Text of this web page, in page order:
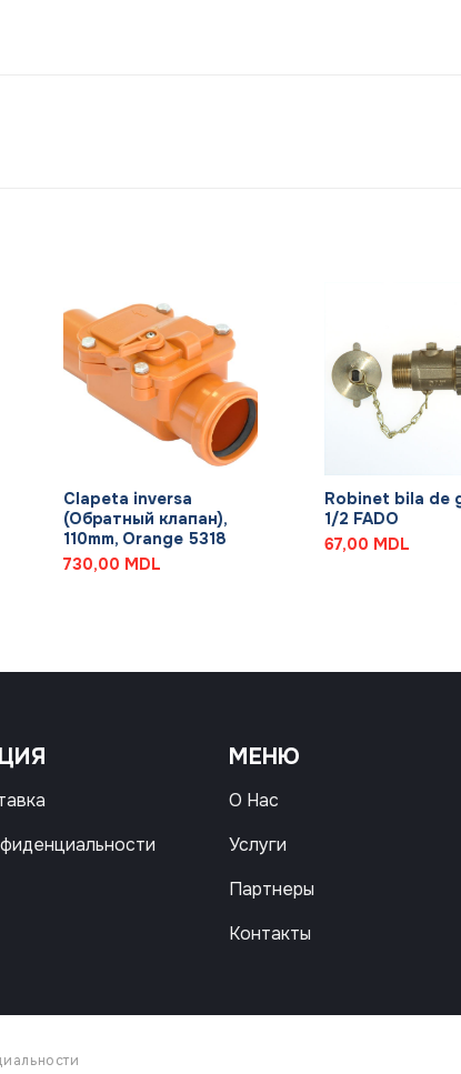
Clapeta inversa
(Обратный клапан),
110mm, Orange 5318
730,00 MDL
Robinet bila de
1/2 FADO
67,00 MDL
МЕНЮ
О Нас
Услуги
Партнеры
Контакты